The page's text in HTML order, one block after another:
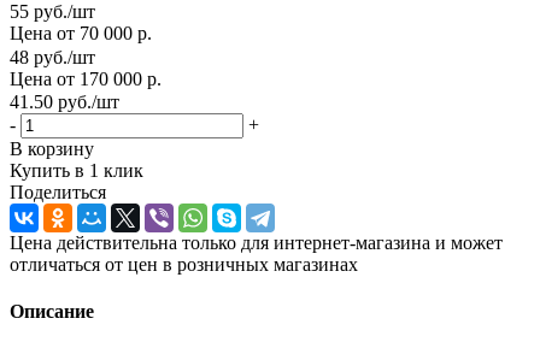
55 руб./шт
Цена от 70 000 р.
48 руб./шт
Цена от 170 000 р.
41.50 руб./шт
-
+
В корзину
Купить в 1 клик
Поделиться
Цена действительна только для интернет-магазина и может
отличаться от цен в розничных магазинах
Описание